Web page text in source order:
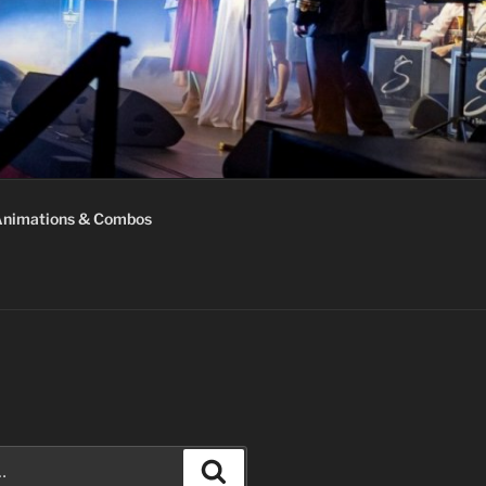
& Combos